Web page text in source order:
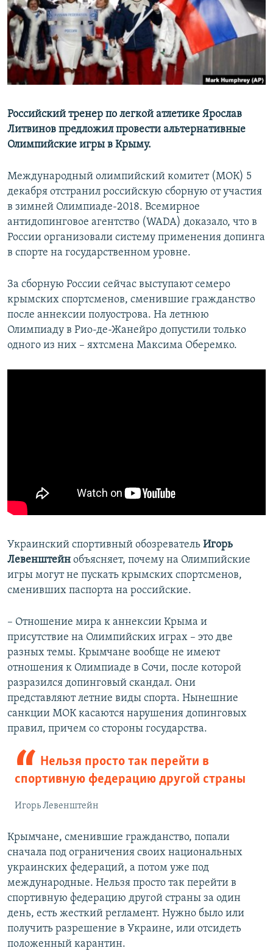
ПОБЕДИТЕЛЕЙ НЕ СУДЯТ?
КРЫМ.НЕПОКОРЕННЫЙ
ELIFBE
УКРАИНСКАЯ ПРОБЛЕМА КРЫМА
ПРИСОЕДИНЯЙТЕСЬ!
Российский тренер по легкой атлетике Ярослав
Литвинов предложил провести альтернативные
Олимпийские игры в Крыму.
Международный олимпийский комитет (МОК) 5
декабря отстранил российскую сборную от участия
в зимней Олимпиаде-2018. Всемирное
антидопинговое агентство (WADA) доказало, что в
России организовали систему применения допинга
в спорте на государственном уровне.
За сборную России сейчас выступают семеро
крымских спортсменов, сменившие гражданство
после аннексии полуострова. На летнюю
Олимпиаду в Рио-де-Жанейро допустили только
одного из них – яхтсмена Максима Оберемко.
Украинский спортивный обозреватель Игорь
Левенштейн объясняет, почему на Олимпийские
игры могут не пускать крымских спортсменов,
сменивших паспорта на российские.
– Отношение мира к аннексии Крыма и
присутствие на Олимпийских играх – это две
разных темы. Крымчане вообще не имеют
отношения к Олимпиаде в Сочи, после которой
разразился допинговый скандал. Они
представляют летние виды спорта. Нынешние
санкции МОК касаются нарушения допинговых
правил, причем со стороны государства.
Нельзя просто так перейти в
спортивную федерацию другой страны
Игорь Левенштейн
Крымчане, сменившие гражданство, попали
сначала под ограничения своих национальных
украинских федераций, а потом уже под
международные. Нельзя просто так перейти в
спортивную федерацию другой страны за один
день, есть жесткий регламент. Нужно было или
получить разрешение в Украине, или отсидеть
положенный карантин.